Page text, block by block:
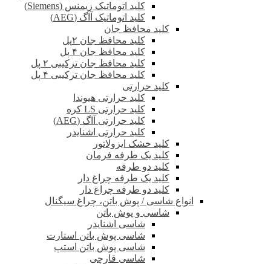
کلید اتوماتیک زیمنس (Siemens)
کلید اتوماتیک آاگ (AEG)
کلید محافظ جان
کلید محافظ جان ۲پل
کلید محافظ جان ۴ پل
کلید محافظ جان ترکیبی ۲ پل
کلید محافظ جان ترکیبی ۴ پل
کلید حرارتی
کلید حرارتی هیوندا
کلید حرارتی LS کره
کلید حرارتی آاگ (AEG)
کلید حرارتی اشنایدر
کلید خشک ایزولاتور
کلید یک طرفه فرمان
کلید دو طرفه
کلید یک طرفه چراغ دار
کلید دو طرفه چراغ دار
انواع شاسی / پوش باتن، چراغ سیگنال
شاسی و پوش باتن
شاسی اشنایدر
شاسی پوش باتن استارت
شاسی پوش باتن استپ
شاسی قارچی